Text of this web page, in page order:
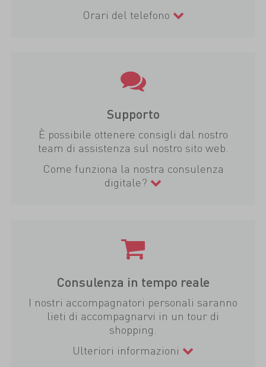
Orari del telefono
Supporto
È possibile ottenere consigli dal nostro
team di assistenza sul nostro sito web.
Come funziona la nostra consulenza
digitale?
Consulenza in tempo reale
I nostri accompagnatori personali saranno
lieti di accompagnarvi in un tour di
shopping.
Ulteriori informazioni